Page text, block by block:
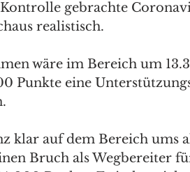
gebrachte
realistisch.
wäre im Bereich um
Punkte eine
klar auf dem Bereich ums
Bruch als Wegbereiter